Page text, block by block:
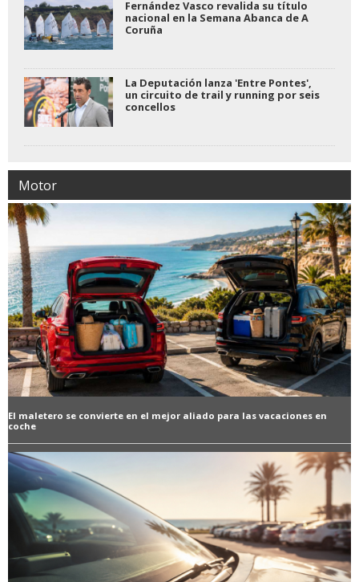
Fernández Vasco revalida su título
nacional en la Semana Abanca de A
Coruña
La Deputación lanza 'Entre Pontes',
un circuito de trail y running por seis
concellos
Motor
El maletero se convierte en el mejor aliado para las vacaciones en
coche